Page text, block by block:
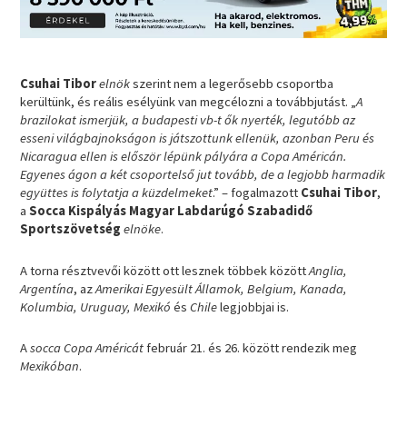
Csuhai Tiborelnökszerint nem a legerősebb csoportba
kerültünk, és reális esélyünk van megcélozni a továbbjutást. „A
brazilokat ismerjük, a budapesti vb-t ők nyerték, legutóbb az
esseni világbajnokságon is játszottunk ellenük, azonban Peru és
Nicaragua ellen is először lépünk pályára a Copa Américán.
Egyenes ágon a két csoportelső jut tovább, de a legjobb harmadik
együttes is folytatja a küzdelmeket.” – fogalmazott Csuhai Tibor,
aSocca Kispályás Magyar Labdarúgó Szabadidő
Sportszövetségelnöke.
A torna résztvevői között ott lesznek többek közöttAnglia,
Argentína, azAmerikai Egyesült Államok, Belgium, Kanada,
Kolumbia, Uruguay, MexikóésChilelegjobbjai is.
Asocca Copa Américátfebruár 21. és 26. között rendezik meg
Mexikóban.